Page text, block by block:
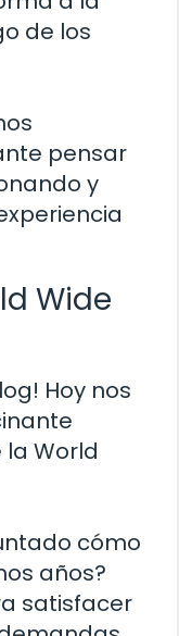
de los
pensar
y
Wide
Hoy nos
World
cómo
años?
satisfacer